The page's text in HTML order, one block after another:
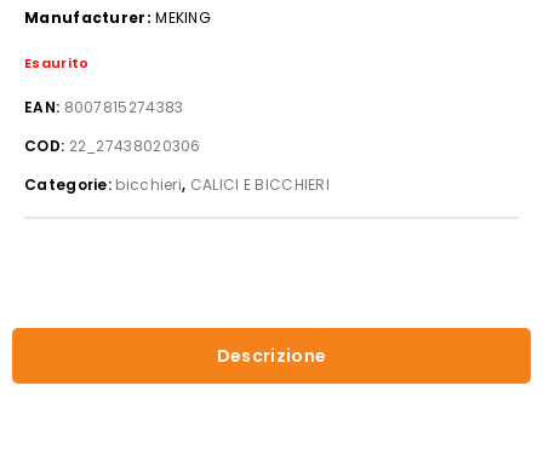
Manufacturer: MEKING
Esaurito
EAN: 8007815274383
COD: 22_27438020306
Categorie: bicchieri, CALICI E BICCHIERI
Descrizione